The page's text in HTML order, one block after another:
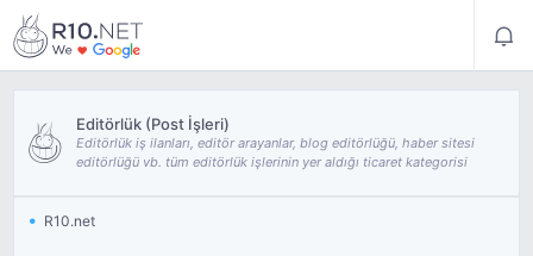
Editörlük (Post İşleri)
Editörlük iş ilanları, editör arayanlar, blog editörlüğü, haber sitesi
editörlüğü vb. tüm editörlük işlerinin yer aldığı ticaret kategorisi
R10.net